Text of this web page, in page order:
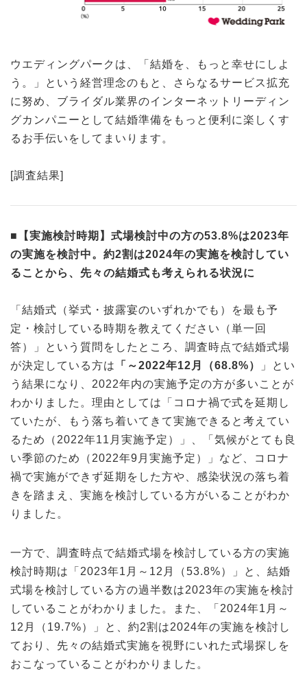
ウエディングパークは、「結婚を、もっと幸せにしよ
う。」という経営理念のもと、さらなるサービス拡充
に努め、ブライダル業界のインターネットリーディン
グカンパニーとして結婚準備をもっと便利に楽しくす
るお手伝いをしてまいります。
[調査結果]
■【実施検討時期】式場検討中の方の53.8%は2023年
の実施を検討中。約2割は2024年の実施を検討してい
ることから、先々の結婚式も考えられる状況に
「結婚式（挙式・披露宴のいずれかでも）を最も予
定・検討している時期を教えてください（単一回
答）」という質問をしたところ、調査時点で結婚式場
が決定している方は
「～2022年12月（68.8%）
」とい
う結果になり、2022年内の実施予定の方が多いことが
わかりました。理由としては「コロナ禍で式を延期し
ていたが、もう落ち着いてきて実施できると考えてい
るため（2022年11月実施予定）」、「気候がとても良
い季節のため（2022年9月実施予定）」など、コロナ
禍で実施ができず延期をした方や、感染状況の落ち着
きを踏まえ、実施を検討している方がいることがわか
りました。
一方で、調査時点で結婚式場を検討している方の実施
検討時期は「2023年1月～12月（53.8%）」と、結婚
式場を検討している方の過半数は2023年の実施を検討
していることがわかりました。また、「2024年1月～
12月（19.7%）」と、約2割は2024年の実施を検討し
ており、先々の結婚式実施を視野にいれた式場探しを
おこなっていることがわかりました。